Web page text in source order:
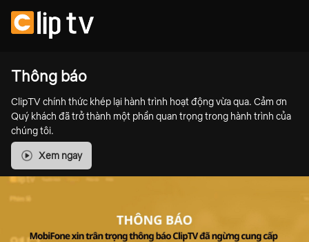
Thông báo
ClipTV chính thức khép lại hành trình hoạt động vừa qua. Cảm ơn
Quý khách đã trở thành một phần quan trọng trong hành trình của
chúng tôi.
Xem ngay